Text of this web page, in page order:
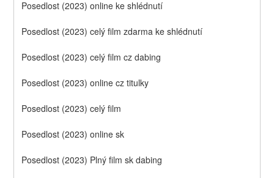
Posedlost (2023) online ke shlédnutí
Posedlost (2023) celý film zdarma ke shlédnutí
Posedlost (2023) celý film cz dabing
Posedlost (2023) online cz titulky
Posedlost (2023) celý film
Posedlost (2023) online sk
Posedlost (2023) Plný film sk dabing